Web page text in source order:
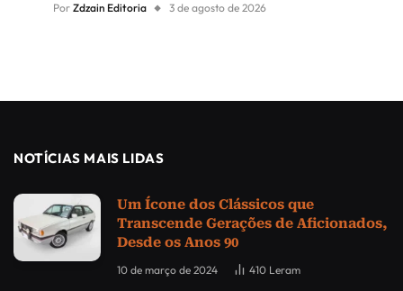
Por Zdzain Editoria 3 de agosto de 2026
NOTÍCIAS MAIS LIDAS
Um Ícone dos Clássicos que
Transcende Gerações de Aficionados,
Desde os Anos 90
10 de março de 2024 410 Leram